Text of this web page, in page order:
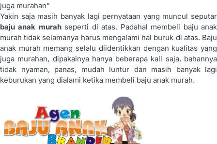
juga murahan”
Yakin saja masih banyak lagi pernyataan yang muncul seputar
baju anak murahseperti di atas. Padahal membeli baju anak
murah tidak selamanya harus mengalami hal buruk di atas. Baju
anak murah memang selalu diidentikkan dengan kualitas yang
juga murahan, dipakainya hanya beberapa kali saja, bahannya
tidak nyaman, panas, mudah luntur dan masih banyak lagi
keburukan yang dialami ketika membeli baju anak murah.